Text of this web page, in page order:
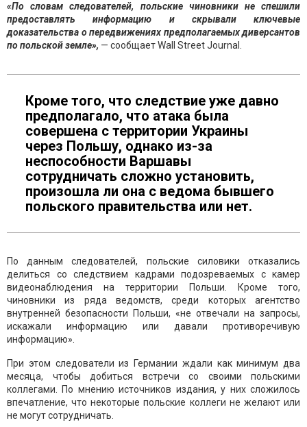
«По словам следователей, польские чиновники не спешили
предоставлять информацию и скрывали ключевые
доказательства о передвижениях предполагаемых диверсантов
по польской земле», — сообщает Wall Street Journal.
Кроме того, что следствие уже давно
предполагало, что атака была
совершена с территории Украины
через Польшу, однако из-за
неспособности Варшавы
сотрудничать сложно установить,
произошла ли она с ведома бывшего
польского правительства или нет.
По данным следователей, польские силовики отказались
делиться со следствием кадрами подозреваемых с камер
видеонаблюдения на территории Польши. Кроме того,
чиновники из ряда ведомств, среди которых агентство
внутренней безопасности Польши, «не отвечали на запросы,
искажали информацию или давали противоречивую
информацию».
При этом следователи из Германии ждали как минимум два
месяца, чтобы добиться встречи со своими польскими
коллегами. По мнению источников издания, у них сложилось
впечатление, что некоторые польские коллеги не желают или
не могут сотрудничать.